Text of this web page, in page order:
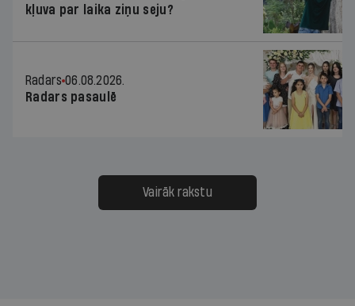
kļuva par laika ziņu seju?
Radars 06.08.2026.
Radars pasaulē
Vairāk rakstu